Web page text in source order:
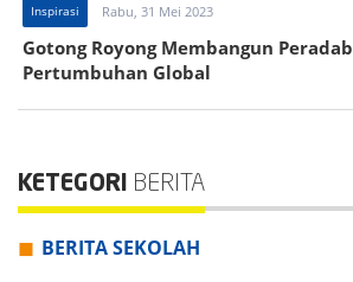
Inspirasi Rabu, 31 Mei 2023
Gotong Royong Membangun
Pertumbuhan Global
KETEGORI BERITA
BERITA SEKOLAH